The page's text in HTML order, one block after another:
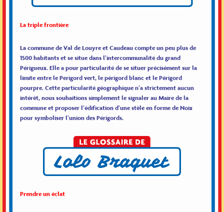
La triple frontière
La commune de Val de Louyre et Caudeau compte un peu plus de
1500 habitants et se situe dans l’intercommunalité du grand
Périgueux. Elle a pour particularité de se situer précisément sur la
limite entre le Perigord vert, le périgord blanc et le Périgord
pourpre. Cette particularité géographique n’a strictement aucun
intérêt, nous souhaitions simplement le signaler au Maire de la
commune et proposer l’édification d’une stèle en forme de Noix
pour symboliser l’union des Périgords.
Prendre un éclat